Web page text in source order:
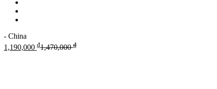
- China
1,190,000 ₫1,470,000₫